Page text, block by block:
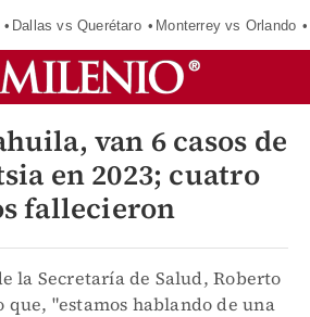
Dallas vs Querétaro Monterrey vs Orlando
van 6 casos de
en 2023; cuatro
fallecieron
la Secretaría de Salud, Roberto
que, "estamos hablando de una